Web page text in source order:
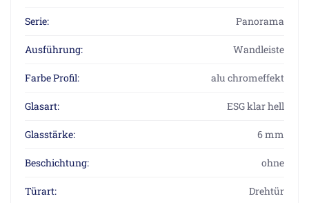
Serie: Panorama
Ausführung: Wandleiste
Farbe Profil: alu chromeffekt
Glasart: ESG klar hell
Glasstärke: 6 mm
Beschichtung: ohne
Türart: Drehtür